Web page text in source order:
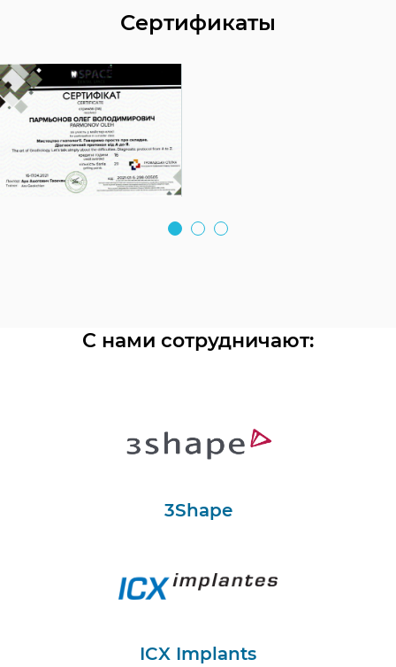
функцию, укрепить резцы, восстановить
эстетику улыбки.Сертификаты
С нами сотрудничают:
3Shape
ICX Implants